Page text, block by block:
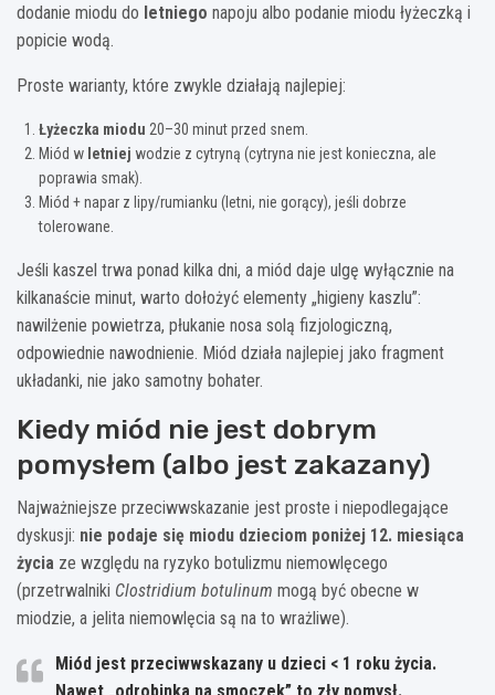
dodanie miodu do letniego napoju albo podanie miodu łyżeczką i
popicie wodą.
Proste warianty, które zwykle działają najlepiej:
Łyżeczka miodu 20–30 minut przed snem.
Miód w letniej wodzie z cytryną (cytryna nie jest konieczna, ale
poprawia smak).
Miód + napar z lipy/rumianku (letni, nie gorący), jeśli dobrze
tolerowane.
Jeśli kaszel trwa ponad kilka dni, a miód daje ulgę wyłącznie na
kilkanaście minut, warto dołożyć elementy „higieny kaszlu”:
nawilżenie powietrza, płukanie nosa solą fizjologiczną,
odpowiednie nawodnienie. Miód działa najlepiej jako fragment
układanki, nie jako samotny bohater.
Kiedy miód nie jest dobrym
pomysłem (albo jest zakazany)
Najważniejsze przeciwwskazanie jest proste i niepodlegające
dyskusji: nie podaje się miodu dzieciom poniżej 12. miesiąca
życia ze względu na ryzyko botulizmu niemowlęcego
(przetrwalniki Clostridium botulinum mogą być obecne w
miodzie, a jelita niemowlęcia są na to wrażliwe).
Miód jest przeciwwskazany u dzieci < 1 roku życia.